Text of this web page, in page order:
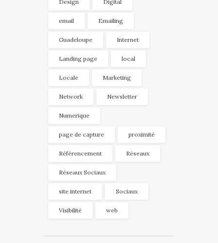
Design Digital
email Emailing
Guadeloupe Internet
Landing page local
Locale Marketing
Network Newsletter
Numerique
page de capture proximité
Référencement Réseaux
Réseaux Sociaux
site internet Sociaux
Visibilité web